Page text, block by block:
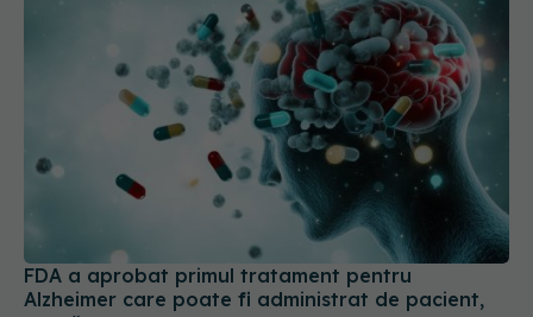
FDA a aprobat primul tratament pentru
Alzheimer care poate fi administrat de pacient,
16 iul 2026, 23:47